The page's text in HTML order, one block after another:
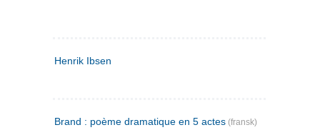
Henrik Ibsen
Brand : poème dramatique en 5 actes (fransk)